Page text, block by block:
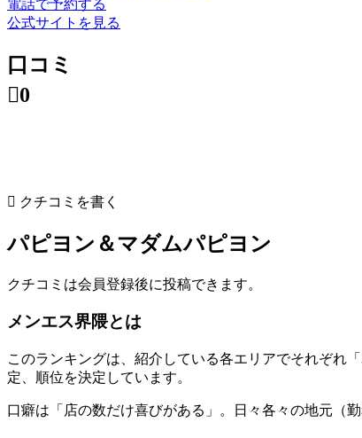
電話で予約する
公式サイトを見る
口コミ
0
 クチコミを書く
パピヨン＆マダムパピヨン
クチコミは会員登録後に投稿できます。
メンエス界隈とは
このランキングは、紹介している各エリアでそれぞれ
定、順位を決定しています。
口癖は「店の数だけ喜びがある」。日々各々の地元（